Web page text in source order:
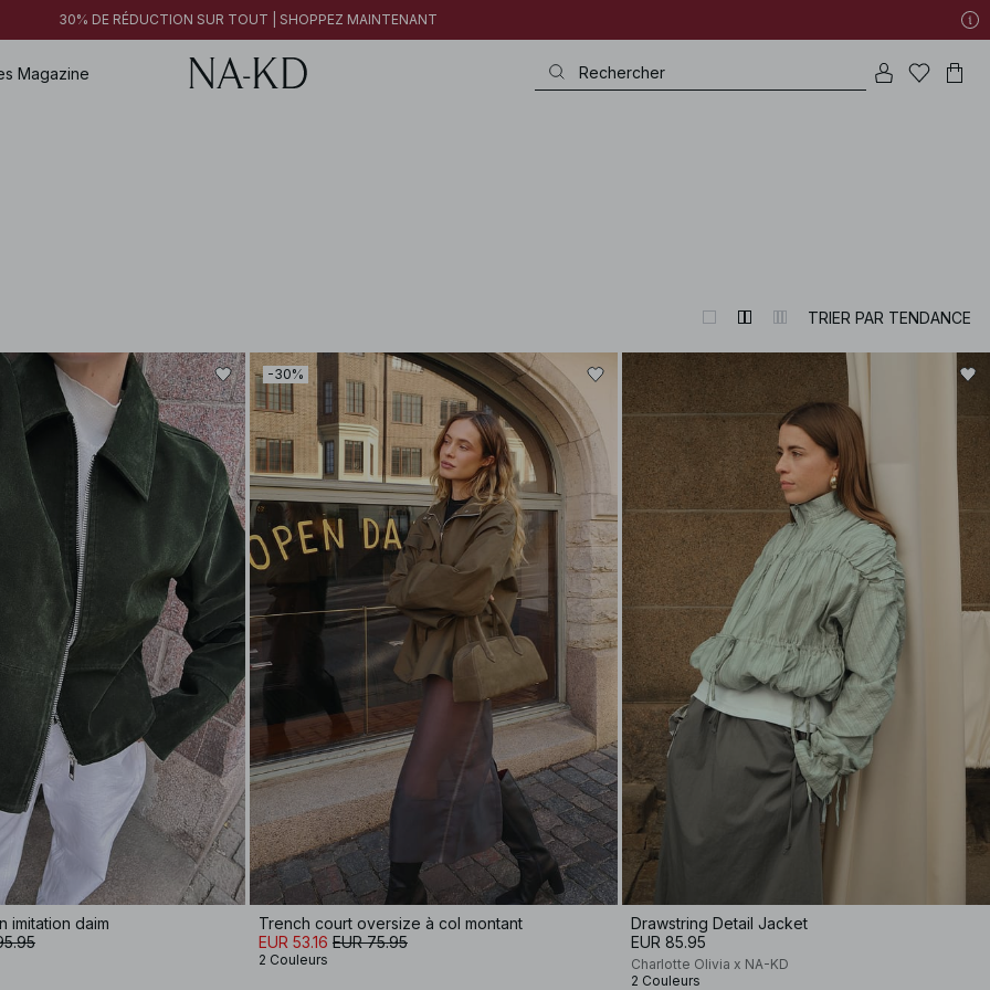
30% DE RÉDUCTION SUR TOUT | SHOPPEZ MAINTENANT
Magazine
TRIER PAR TENDANCE
imitation daim
-30%
Trench court oversize à col montant
EUR 53.16 EUR 75.95
2 Couleurs
Drawstring Detail Jacket
EUR 85.95
Charlotte Olivia x NA-KD
2 Couleurs